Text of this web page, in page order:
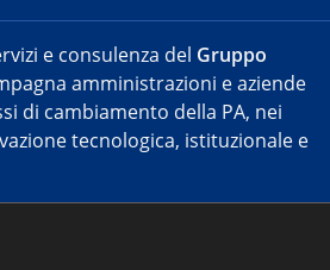
e consulenza del Gruppo
amministrazioni e aziende
di cambiamento della PA, nei
tecnologica, istituzionale e